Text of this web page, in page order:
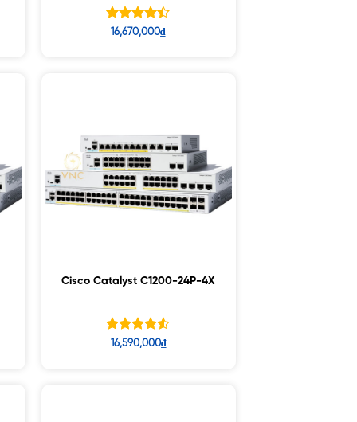
Được xếp
16,670,000₫
Cisco Catalyst C1200-24P-4X
Được xếp
16,590,000₫